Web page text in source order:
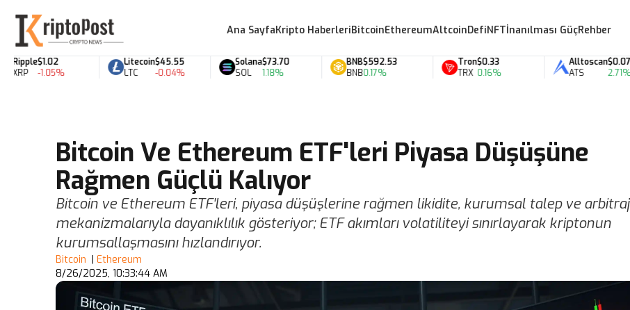
Ana SayfaKripto HaberleriBitcoinEthereumAltcoinDefiNFTİnanılması GüçRehber
$1.02
-1.05%
Litecoin
LTC
$45.55
-0.04%
Solana
SOL
$73.70
1.18%
BNB
BNB
$592.53
0.17%
Tron
TRX
$0.33
0.16%
Alltoscan
ATS
$0.07
2.71%
Bitcoin Ve Ethereum ETF'leri Piyasa Düşüşüne
Rağmen Güçlü Kalıyor
Bitcoin ve Ethereum ETF'leri, piyasa düşüşlerine rağmen likidite, kurumsal talep ve arbitraj
mekanizmalarıyla dayanıklılık gösteriyor; ETF akımları volatiliteyi sınırlayarak kriptonun
kurumsallaşmasını hızlandırıyor.
Bitcoin | Ethereum
8/26/2025, 10:33:44 AM